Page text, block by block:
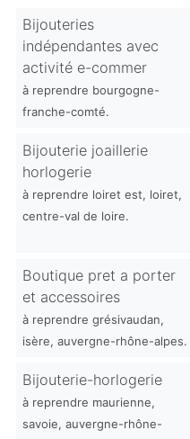
Bijouteries
indépendantes avec
activité e-commer
à reprendre bourgogne-
franche-comté.
Bijouterie joaillerie
horlogerie
à reprendre loiret est, loiret,
centre-val de loire.
Boutique pret a porter
et accessoires
à reprendre grésivaudan,
isère, auvergne-rhône-alpes.
Bijouterie-horlogerie
à reprendre maurienne,
savoie, auvergne-rhône-